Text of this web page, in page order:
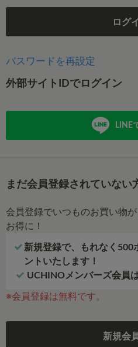
ログ
パスワードを再設定
外部サイトIDでログイン
LINE
まだ会員登録されていない
会員登録でいつものお買い物
お得に！
新規登録で、もれなく500
ントいたします！
UCHINOメンバーズ会員
※会員登録は無料です。
新規会